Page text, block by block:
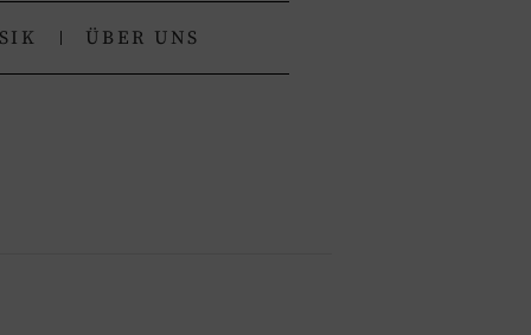
ÜBER UNS